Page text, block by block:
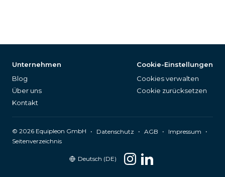
Unternehmen
Blog
Über uns
Kontakt
Cookie-Einstellungen
Cookies verwalten
Cookie zurücksetzen
© 2026 Equipleon GmbH • Datenschutz • AGB • Impressum
•
Seitenverzeichnis
Deutsch (DE)